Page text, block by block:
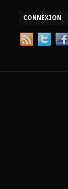
CONNEXION